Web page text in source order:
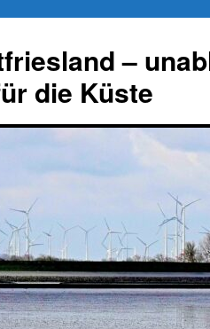
–
die Küste